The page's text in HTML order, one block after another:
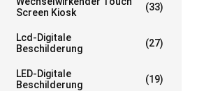
Screen Kiosk
(33)
Lcd-Digitale
Beschilderung
(27)
LED-Digitale
Beschilderung
(19)